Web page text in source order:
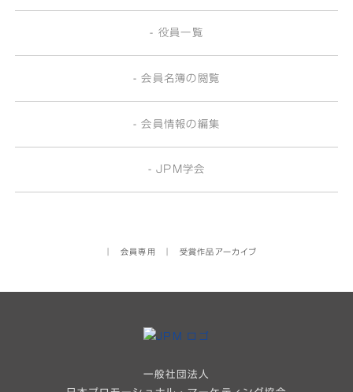
- 役員一覧
- 会員名簿の閲覧
- 会員情報の編集
- JPM学会
会員専用 受賞作品アーカイブ
一般社団法人